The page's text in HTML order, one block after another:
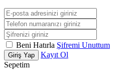
Beni Hatırla Şifremi Unuttum
Giriş Yap
Kayıt Ol
Sepetim